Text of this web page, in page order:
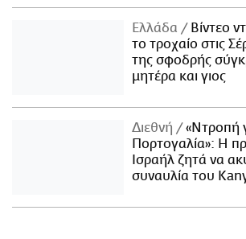
Ελλάδα
Βίντεο
το τροχαίο στις
της σφοδρής
μητέρα και γιος
Διεθνή
«Ντροπή
Πορτογαλία»: Η
Ισραήλ ζητά να
συναυλία του